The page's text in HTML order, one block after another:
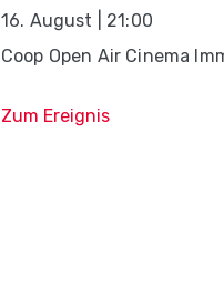
16. August | 21:00
Coop Open Air Cinema
Zum Ereignis